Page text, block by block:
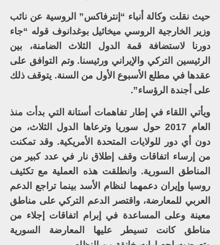
حيث نقلت وكالة أنباء “إنترفاكس” الروسية عن نائب
وزير الخارجية الروسي ميخائيل بوغدانوف قوله “جاء
دورنا لاستضافة قمة الدول الثلاث الضامنة، بين
الرئيسين التركي والإيراني ورئيسنا. وتم التوافق على
عقدها في مطلع الأسبوع الأول من السنة. يتوقف ذلك
على أجندة الرؤساء”.
ويأتي اللقاء في إطار تفاهمات أستانة التي بدأت منذ
العام 2017 حول سوريا وترعاها الدول الثلاث، من
دون أي دور للولايات المتحدة الأمريكية. وقد تمكنت
من إرساء اتفاقات وقف إطلاق نار في عدد كبير من
المناطق السورية. وانطلقت هذه العملية مع تكثيف
روسيا وإيران دعمهما لنظام الأسد بينما تراجع الدعم
العربي للمعارضة، واقتصر الدعم التركي على مناطق
معينة وعلى المساعدة في إبرام اتفاقات إجلاء من
مناطق كانت تسيطر عليها المعارضة السورية